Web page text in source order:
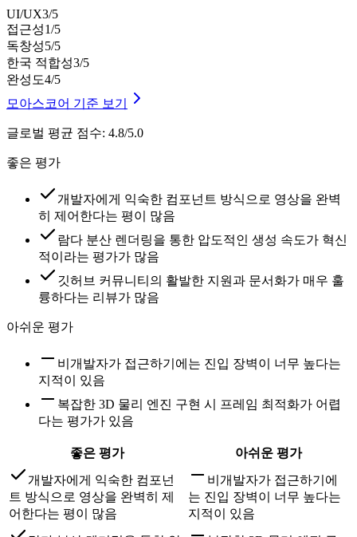
UI/UX3/5
접근성1/5
독창성5/5
한국 적합성3/5
완성도4/5
모아스코어 기준 보기
글로벌 평균 점수: 4.8/5.0
좋은 평가
개발자에게 익숙한 컴포넌트 방식으로 영상을 완벽
히 제어한다는 평이 많음
람다 분산 렌더링을 통한 압도적인 생성 속도가 혁신
적이라는 평가가 많음
깃허브 커뮤니티의 활발한 지원과 문서화가 매우 훌
륭하다는 리뷰가 많음
아쉬운 평가
비개발자가 접근하기에는 진입 장벽이 너무 높다는
지적이 있음
복잡한 3D 물리 엔진 구현 시 프레임 최적화가 어렵
다는 평가가 있음
좋은 평가
아쉬운 평가
개발자에게 익숙한 컴포넌
트 방식으로 영상을 완벽히 제
어한다는 평이 많음
비개발자가 접근하기에
는 진입 장벽이 너무 높다는
지적이 있음